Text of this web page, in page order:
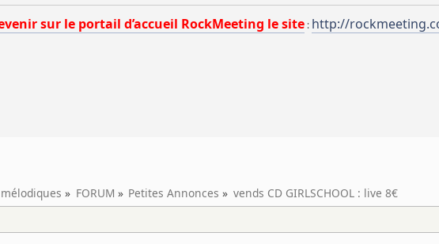
sur le portail d’accueil RockMeeting le site: http://
» FORUM » Petites Annonces » vends CD GIRLSCHOOL : live 8€